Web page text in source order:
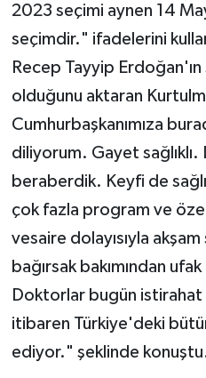
2023 seçimi aynen 14
seçimdir." ifadelerini
Recep Tayyip Erdoğan'ın
olduğunu aktaran
Cumhurbaşkanımıza
diliyorum. Gayet sağlıklı.
beraberdik. Keyfi de
çok fazla program ve
vesaire dolayısıyla
bağırsak bakımından
Doktorlar bugün istirahat
itibaren Türkiye'deki
ediyor." şeklinde